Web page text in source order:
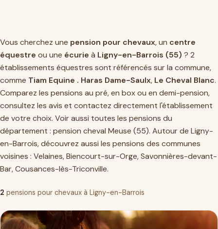
Vous cherchez une pension pour chevaux, un centre
équestre ou une écurie à Ligny-en-Barrois (55) ? 2
établissements équestres sont référencés sur la commune,
comme Tiam Equine . Haras Dame-Saulx, Le Cheval Blanc.
Comparez les pensions au pré, en box ou en demi-pension,
consultez les avis et contactez directement l'établissement
de votre choix. Voir aussi toutes les pensions du
département : pension cheval Meuse (55). Autour de Ligny-
en-Barrois, découvrez aussi les pensions des communes
voisines : Velaines,Biencourt-sur-Orge,Savonnières-devant-
Bar,Cousances-lès-Triconville.
2 pensions pour chevaux à Ligny-en-Barrois